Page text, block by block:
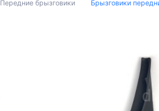
Передние брызговики Брызговики